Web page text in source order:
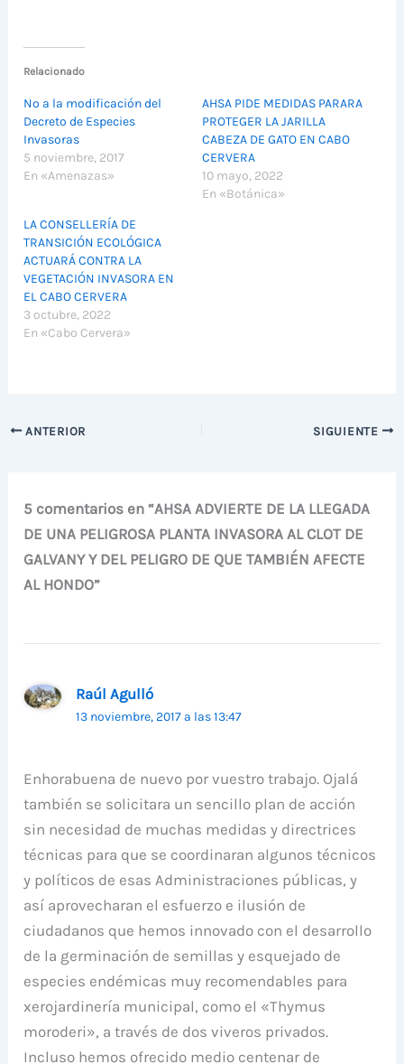
Relacionado
No a la modificación del
Decreto de Especies
Invasoras
5 noviembre, 2017
En «Amenazas»
AHSA PIDE MEDIDAS PARARA
PROTEGER LA JARILLA
CABEZA DE GATO EN CABO
CERVERA
10 mayo, 2022
En «Botánica»
LA CONSELLERÍA DE
TRANSICIÓN ECOLÓGICA
ACTUARÁ CONTRA LA
VEGETACIÓN INVASORA EN
EL CABO CERVERA
3 octubre, 2022
En «Cabo Cervera»
ANTERIOR SIGUIENTE
5 comentarios en “AHSA ADVIERTE DE LA LLEGADA
DE UNA PELIGROSA PLANTA INVASORA AL CLOT DE
GALVANY Y DEL PELIGRO DE QUE TAMBIÉN AFECTE
AL HONDO”
Raúl Agulló
13 noviembre, 2017 a las 13:47
Enhorabuena de nuevo por vuestro trabajo. Ojalá
también se solicitara un sencillo plan de acción
sin necesidad de muchas medidas y directrices
técnicas para que se coordinaran algunos técnicos
y políticos de esas Administraciones públicas, y
así aprovecharan el esfuerzo e ilusión de
ciudadanos que hemos innovado con el desarrollo
de la germinación de semillas y esquejado de
especies endémicas muy recomendables para
xerojardinería municipal, como el «Thymus
moroderi», a través de dos viveros privados.
Incluso hemos ofrecido medio centenar de